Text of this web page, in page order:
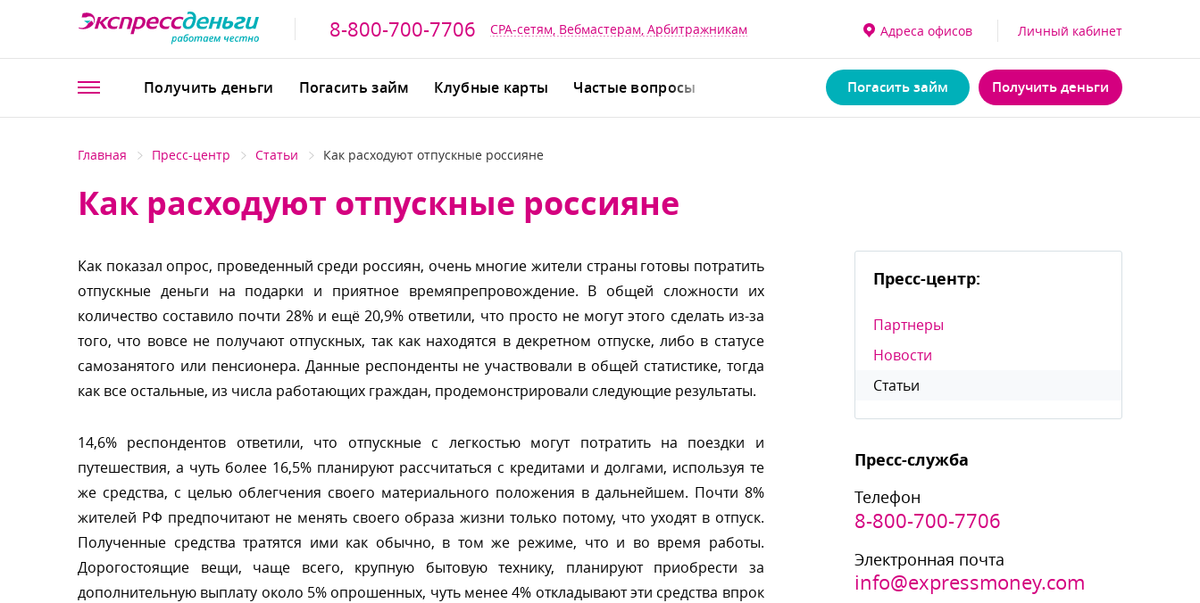
8-800-700-7706 CPA-сетям, Вебмастерам, Арбитражникам Адреса офисо Личный кабинет
Получить деньги Погасить займ Клубные карты Частые вопросы Получить деньги
Погасить займ
Главная Пресс-центр Статьи Как расходуют отпускные россияне
Как расходуют отпускные россияне
Как показал опрос, проведенный среди россиян, очень многие жители страны готовы потратить
отпускные деньги на подарки и приятное времяпрепровождение. В общей сложности их
количество составило почти 28% и ещё 20,9% ответили, что просто не могут этого сделать из-за
того, что вовсе не получают отпускных, так как находятся в декретном отпуске, либо в статусе
самозанятого или пенсионера. Данные респонденты не участвовали в общей статистике, тогда
как все остальные, из числа работающих граждан, продемонстрировали следующие результаты.
14,6% респондентов ответили, что отпускные с легкостью могут потратить на поездки и
путешествия, а чуть более 16,5% планируют рассчитаться с кредитами и долгами, используя те
же средства, с целью облегчения своего материального положения в дальнейшем. Почти 8%
жителей РФ предпочитают не менять своего образа жизни только потому, что уходят в отпуск.
Полученные средства тратятся ими как обычно, в том же режиме, что и во время работы.
Дорогостоящие вещи, чаще всего, крупную бытовую технику, планируют приобрести за
дополнительную выплату около 5% опрошенных, чуть менее 4% откладывают эти средства впрок
Пресс-центр:
Партнеры
Новости
Статьи
Пресс-служба
Телефон
8-800-700-7706
Электронная почта
info@expressmoney.com